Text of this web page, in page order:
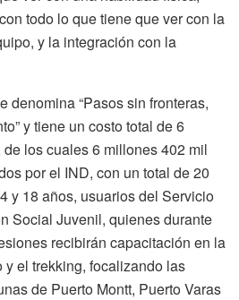
todo lo que tiene que ver con la
y la integración con la
denomina “Pasos sin fronteras,
y tiene un costo total de 6
los cuales 6 millones 402 mil
por el IND, con un total de 20
y 18 años, usuarios del Servicio
Social Juvenil, quienes durante
recibirán capacitación en la
el trekking, focalizando las
de Puerto Montt, Puerto Varas